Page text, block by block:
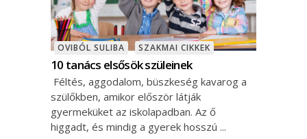
OVIBÓL SULIBA SZAKMAI CIKKEK
10 tanács elsősök szüleinek
Féltés, aggodalom, büszkeség kavarog a
szülőkben, amikor először látják
gyermeküket az iskolapadban. Az ő
higgadt, és mindig a gyerek hosszú